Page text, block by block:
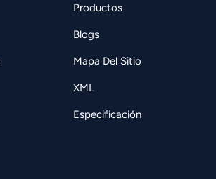
Productos
Blogs
Mapa Del Sitio
XML
Especificación